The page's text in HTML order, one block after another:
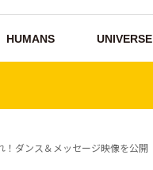
HUMANS UNIVERSE
ダンス＆メッセージ映像を公開